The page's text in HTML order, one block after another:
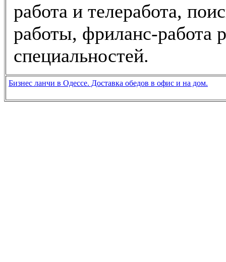
работа и телеработа,
работы, фриланс-работа
специальностей.
Бизнес ланчи в Одессе. Доставка обедов в офис и на дом.